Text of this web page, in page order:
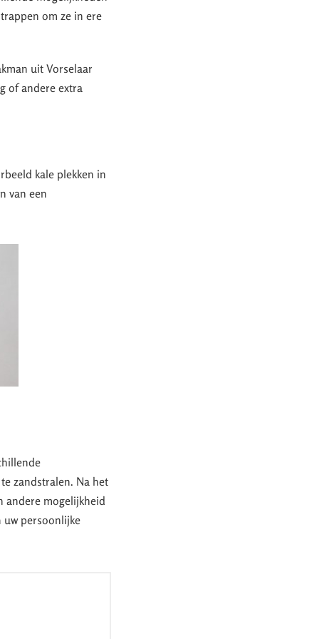
om ze in ere
uit Vorselaar
of andere extra
kale plekken in
van een
zandstralen. Na het
andere mogelijkheid
uw persoonlijke